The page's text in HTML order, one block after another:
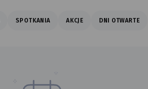
SPOTKANIA AKCJE DNI OTWARTE